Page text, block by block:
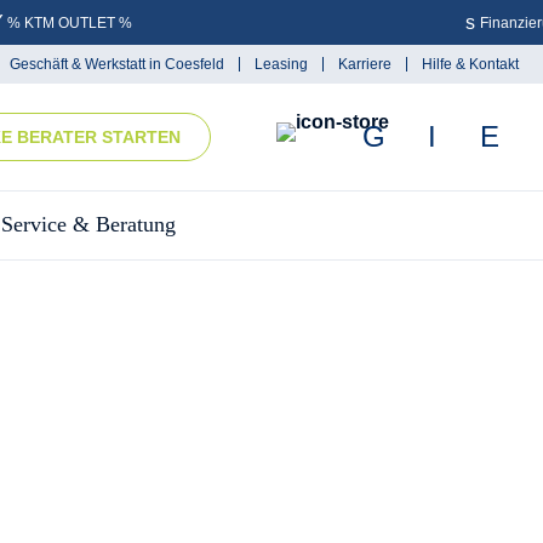
% KTM OUTLET %
Geschäft & Werkstatt in Coesfeld Leasing Karriere Hilfe & Kontakt
BERATER STARTEN
Service & Beratung